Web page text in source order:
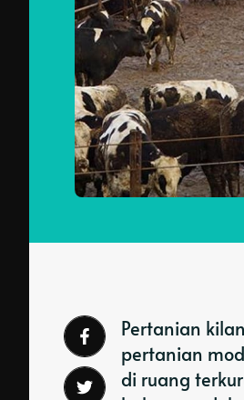
Pertanian
pertanian
di ruang